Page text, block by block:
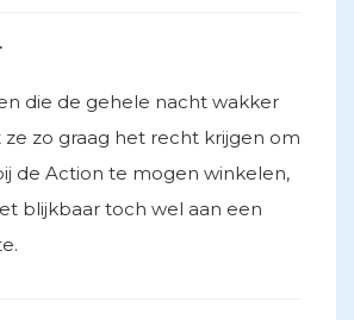
die de gehele nacht wakker
ze zo graag het recht krijgen om
de Action te mogen winkelen,
blijkbaar toch wel aan een